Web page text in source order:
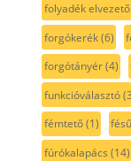
folyadék elvezető
forgókerék(6)
forgótányér(4)
funkcióválasztó
fémtető(1) fésű
fúrókalapács (14)